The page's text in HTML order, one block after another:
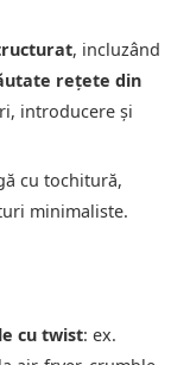
, incluzând
rețete din
introducere și
cu tochitură,
minimaliste.
cu twist: ex.